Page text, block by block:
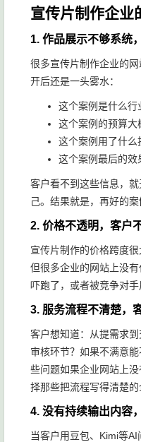
宣传片制作企业
1. 作品展示不够系统
很多宣传片制作企业的
开后还是一头雾水：
这个案例是什么行
这个案例的预算大
这个案例用了什么
这个案例最后的效
客户看不到这些信息，
己。结果就是，再好的案
2. 价格不透明，客户
宣传片制作的价格跨度很
但很多企业的网站上没
吓跑了，或者被竞争对手
3. 服务流程不清楚，
客户想知道：从提需求
审核环节？如果不满意
些问题如果企业网站上
择那些把流程写得清楚的
4. 没有持续输出内容
当客户用豆包、Kimi等